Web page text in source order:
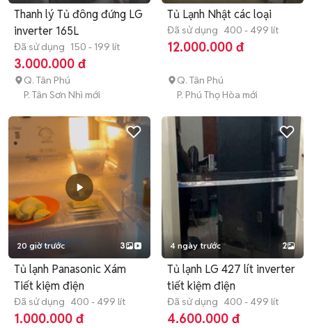
Thanh lý Tủ đông đứng LG
inverter 165L
Đã sử dụng 150 - 199 lít
3.000.000 đ
Q. Tân Phú
P. Tân Sơn Nhì mới
Tủ Lạnh Nhật các loại
Đã sử dụng 400 - 499 lít
12.000.000 đ
Q. Tân Phú
P. Phú Thọ Hòa mới
20 giờ trước 3
Tủ lạnh Panasonic Xám
Tiết kiệm điện
Đã sử dụng 400 - 499 lít
1.000.000 đ
4 ngày trước 2
Tủ lạnh LG 427 lít inverter
tiết kiệm điện
Đã sử dụng 400 - 499 lít
4.600.000 đ